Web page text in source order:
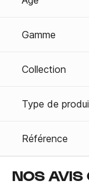
Gamme
Collection
Type de
Référence
NOS AVIS